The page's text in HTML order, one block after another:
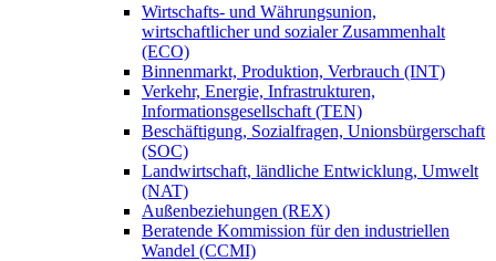
Wirtschafts- und Währungsunion,
wirtschaftlicher und sozialer Zusammenhalt
(ECO)
Binnenmarkt, Produktion, Verbrauch (INT)
Verkehr, Energie, Infrastrukturen,
Informationsgesellschaft (TEN)
Beschäftigung, Sozialfragen, Unionsbürgerschaft
(SOC)
Landwirtschaft, ländliche Entwicklung, Umwelt
(NAT)
Außenbeziehungen (REX)
Beratende Kommission für den industriellen
Wandel (CCMI)